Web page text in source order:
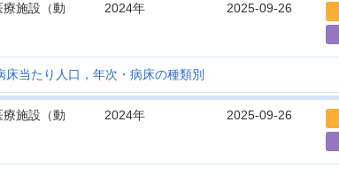
施設（動
2024年 2025-09-26
当たり人口，年次・病床の種類別
施設（動
2024年 2025-09-26